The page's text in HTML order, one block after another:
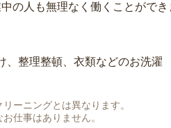
の人も無理なく働くことができ
、整理整頓、衣類などのお洗濯
ーニングとは異なります。
仕事はありません。